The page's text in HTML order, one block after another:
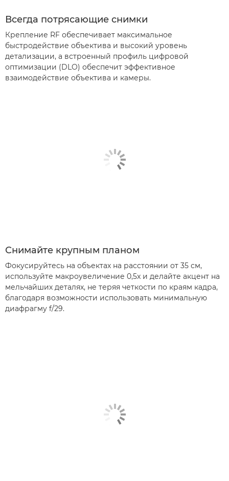
Всегда потрясающие снимки
Крепление RF обеспечивает максимальное
быстродействие объектива и высокий уровень
детализации, а встроенный профиль цифровой
оптимизации (DLO) обеспечит эффективное
взаимодействие объектива и камеры.
Снимайте крупным планом
Фокусируйтесь на объектах на расстоянии от 35 см,
используйте макроувеличение 0,5x и делайте акцент на
мельчайших деталях, не теряя четкости по краям кадра,
благодаря возможности использовать минимальную
диафрагму f/29.